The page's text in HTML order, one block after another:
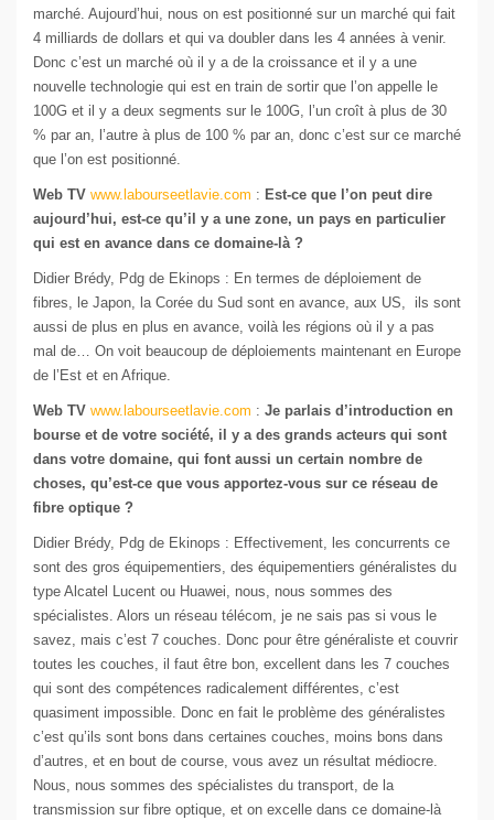
marché. Aujourd’hui, nous on est positionné sur un marché qui fait
4 milliards de dollars et qui va doubler dans les 4 années à venir.
Donc c’est un marché où il y a de la croissance et il y a une
nouvelle technologie qui est en train de sortir que l’on appelle le
100G et il y a deux segments sur le 100G, l’un croît à plus de 30
% par an, l’autre à plus de 100 % par an, donc c’est sur ce marché
que l’on est positionné.
Web TV www.labourseetlavie.com : Est-ce que l’on peut dire
aujourd’hui, est-ce qu’il y a une zone, un pays en particulier
qui est en avance dans ce domaine-là ?
Didier Brédy, Pdg de Ekinops : En termes de déploiement de
fibres, le Japon, la Corée du Sud sont en avance, aux US, ils sont
aussi de plus en plus en avance, voilà les régions où il y a pas
mal de… On voit beaucoup de déploiements maintenant en Europe
de l’Est et en Afrique.
Web TV www.labourseetlavie.com : Je parlais d’introduction en
bourse et de votre société, il y a des grands acteurs qui sont
dans votre domaine, qui font aussi un certain nombre de
choses, qu’est-ce que vous apportez-vous sur ce réseau de
fibre optique ?
Didier Brédy, Pdg de Ekinops : Effectivement, les concurrents ce
sont des gros équipementiers, des équipementiers généralistes du
type Alcatel Lucent ou Huawei, nous, nous sommes des
spécialistes. Alors un réseau télécom, je ne sais pas si vous le
savez, mais c’est 7 couches. Donc pour être généraliste et couvrir
toutes les couches, il faut être bon, excellent dans les 7 couches
qui sont des compétences radicalement différentes, c’est
quasiment impossible. Donc en fait le problème des généralistes
c’est qu’ils sont bons dans certaines couches, moins bons dans
d’autres, et en bout de course, vous avez un résultat médiocre.
Nous, nous sommes des spécialistes du transport, de la
transmission sur fibre optique, et on excelle dans ce domaine-là